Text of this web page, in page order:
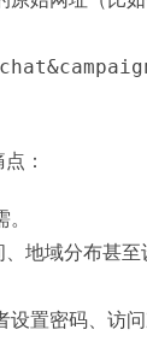
：
地域分布甚
设置密码、访